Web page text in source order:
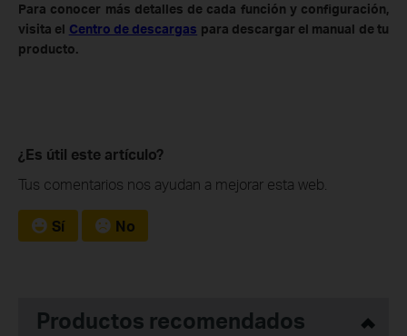
Para conocer más detalles de cada función y configuración,
visita el Centro de descargas para descargar el manual de tu
producto.
¿Es útil este artículo?
Tus comentarios nos ayudan a mejorar esta web.
Sí No
Productos recomendados